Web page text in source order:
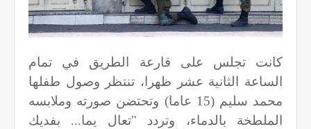
كانت تجلس على قارعة الطريق في تمام
الساعة الثانية عشر ظهرا، تنتظر وصول طفلها
محمد سليم (15 عاما) وتحتضن صورته وملابسه
الملطخة بالدماء، وتردد "تعال يما... بفديك